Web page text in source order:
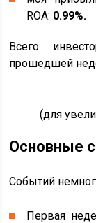
ROA: 0.99%.
Всего
прошедшей
(для
Основные
Событий
Первая